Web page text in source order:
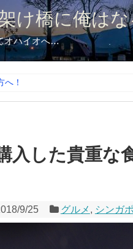
け橋に俺は
オハイオへ…
へ！
入した貴重な
9/25 グルメ , シンガ